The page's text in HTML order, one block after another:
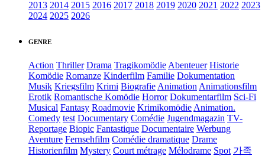
2013 2014 2015 2016 2017 2018 2019 2020 2021 2022 2023
2024 2025 2026
GENRE
Action Thriller Drama Tragikomödie Abenteuer Historie
Komödie Romanze Kinderfilm Familie Dokumentation
Musik Kriegsfilm Krimi Biografie Animation Animationsfilm
Erotik Romantische Komödie Horror Dokumentarfilm Sci-Fi
Musical Fantasy Roadmovie Krimikomödie Animation.
Comedy test Documentary Comédie Jugendmagazin TV-
Reportage Biopic Fantastique Documentaire Werbung
Aventure Fernsehfilm Comédie dramatique Drame
Historienfilm Mystery Court métrage Mélodrame Spot 가족